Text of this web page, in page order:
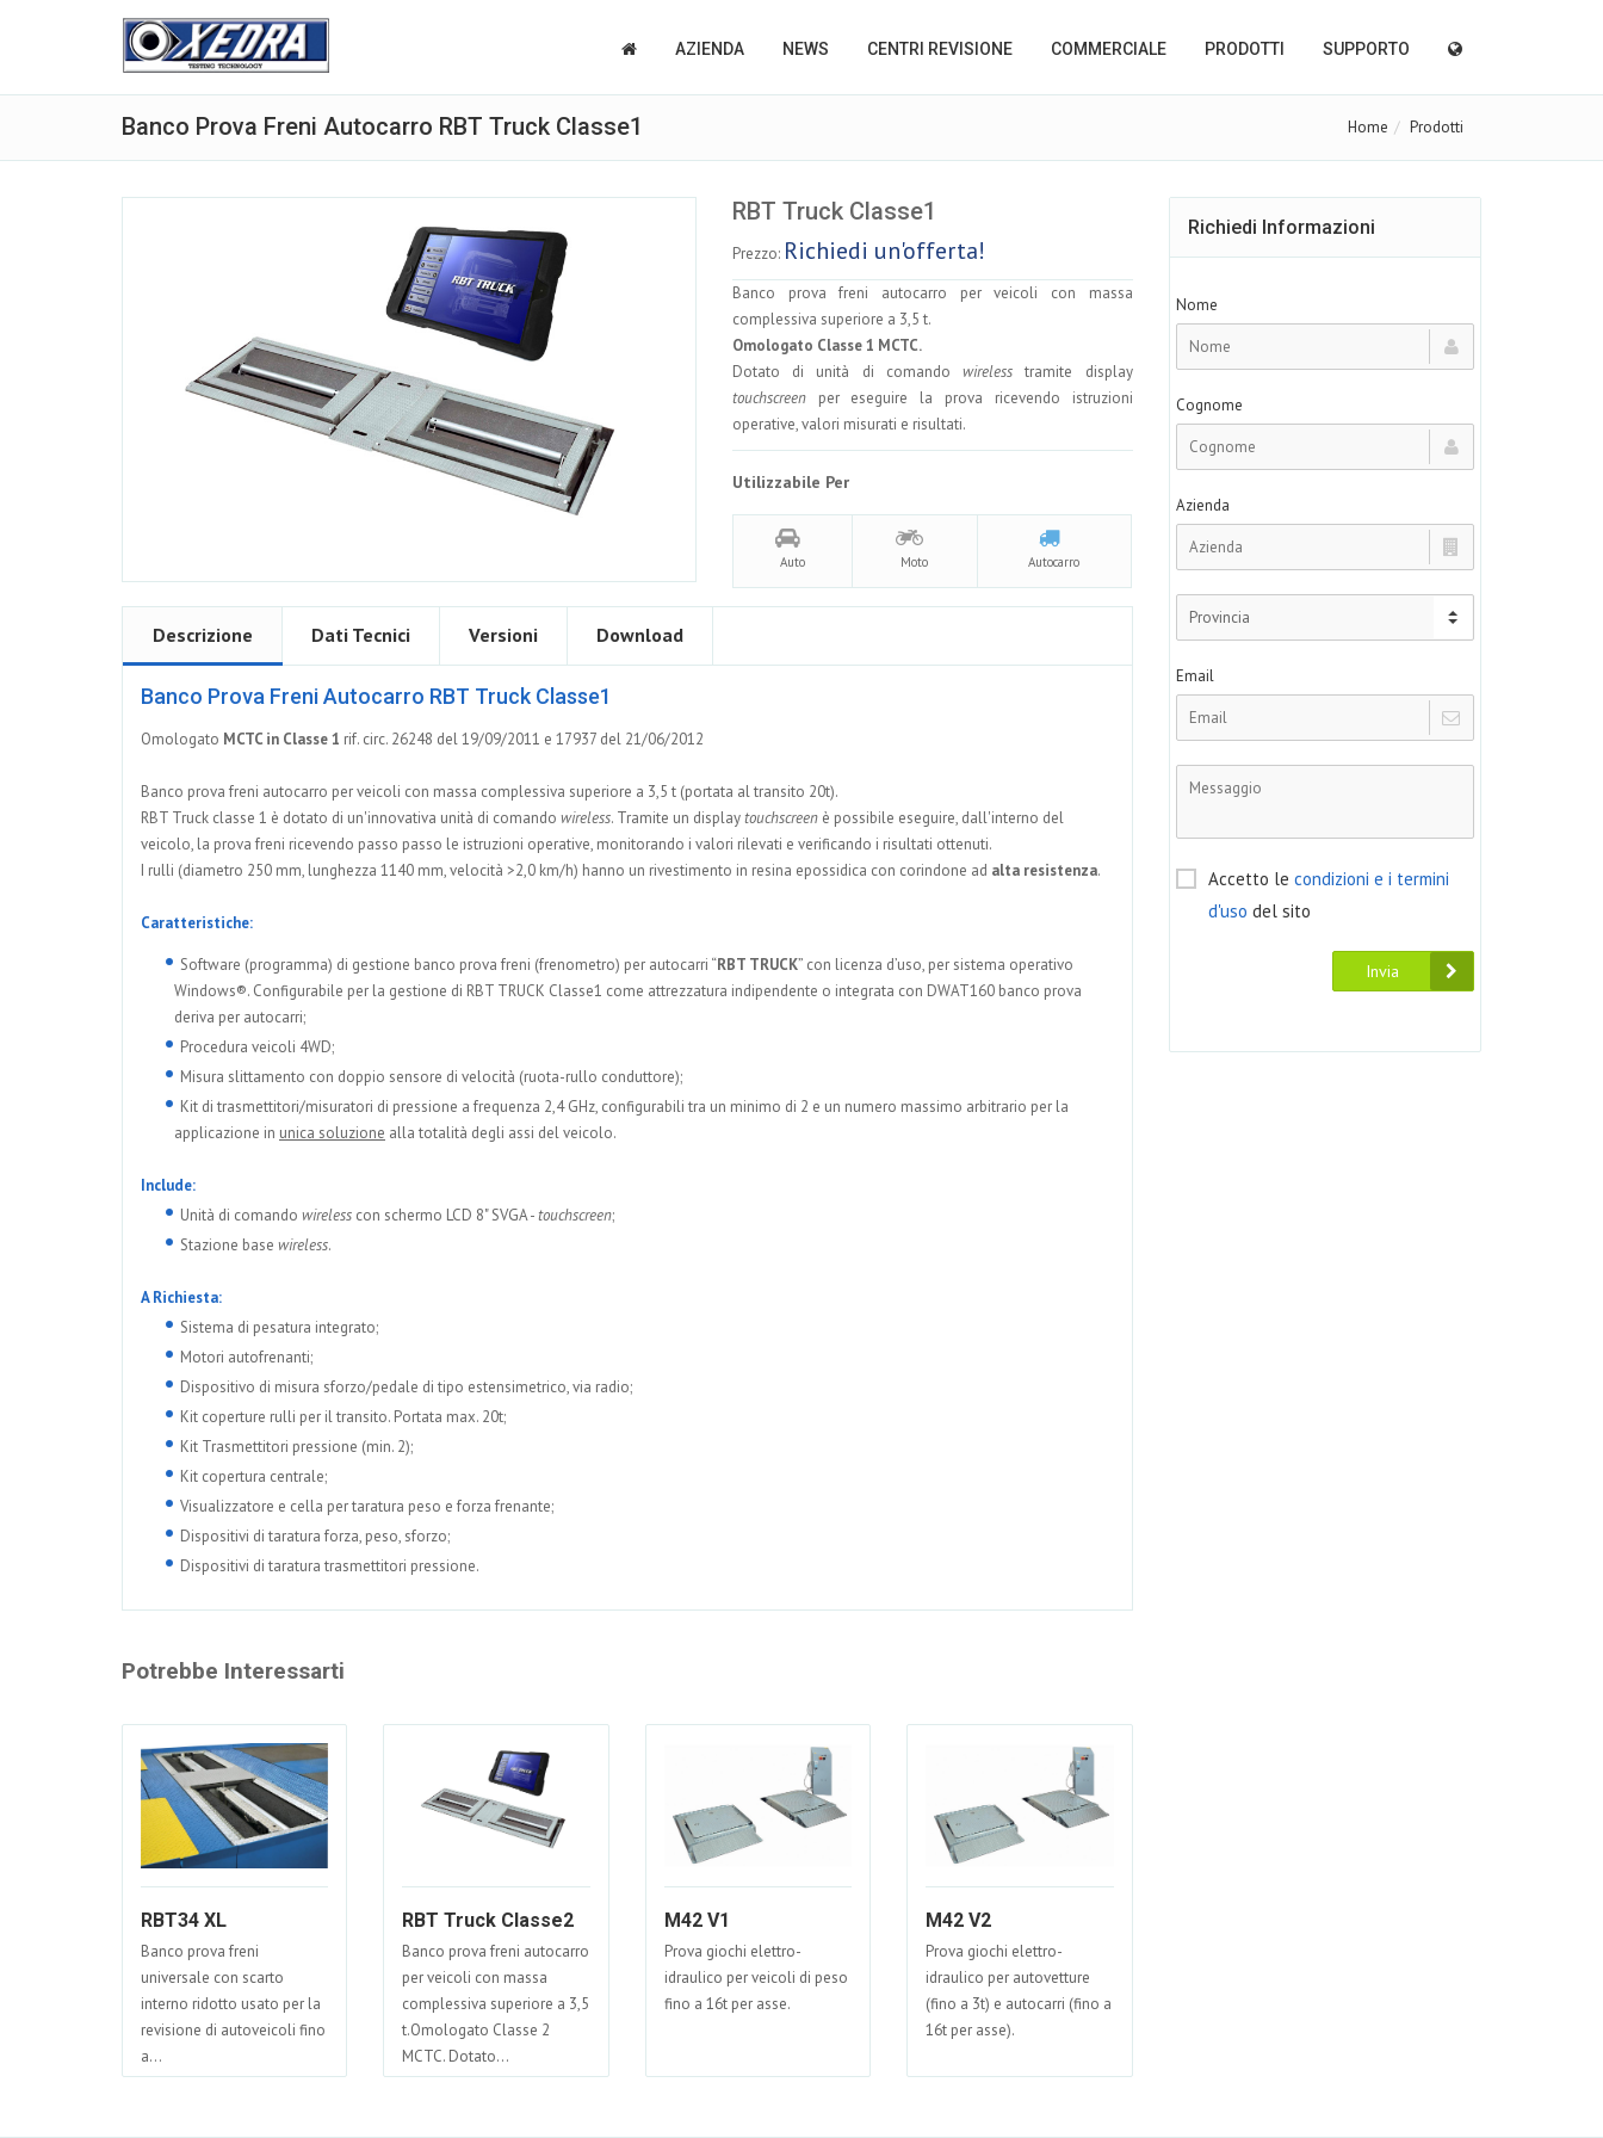
AZIENDA NEWS CENTRI REVISIONE COMMERCIALE PRODOTTI SUPPORTO
Banco Prova Freni Autocarro RBT Truck Classe1 Home Prodotti
RBT Truck Classe1
Prezzo: Richiedi un'offerta!
Banco prova freni autocarro per veicoli con massa
complessiva superiore a 3,5 t.
Omologato Classe 1 MCTC.
Dotato di unità di comandowireless tramite display
touchscreenper eseguire la prova ricevendo istruzioni
operative, valori misurati e risultati.
Utilizzabile Per
Auto Moto Autocarro
Descrizione Dati Tecnici Versioni Download
Banco Prova Freni Autocarro RBT Truck Classe1
Omologato MCTC in Classe 1 rif. circ. 26248 del 19/09/2011 e 17937 del 21/06/2012
Banco prova freni autocarro per veicoli con massa complessiva superiore a 3,5 t (portata al transito 20t).
RBT Truck classe 1 è dotato di un'innovativa unità di comando wireless. Tramite un displaytouchscreen è possibile eseguire, dall'interno del
veicolo, la prova freni ricevendo passo passo le istruzioni operative, monitorando i valori rilevati e verificando i risultati ottenuti.
I rulli (diametro 250 mm, lunghezza 1140 mm, velocità >2,0 km/h) hanno un rivestimento in resina epossidica con corindone ad alta resistenza.
Caratteristiche:
Software (programma) di gestione banco prova freni (frenometro) per autocarri “RBT TRUCK” con licenza d’uso, per sistema operativo
Windows®. Configurabile per la gestione di RBT TRUCK Classe1 come attrezzatura indipendente o integrata con DWAT160 banco prova
deriva per autocarri;
Procedura veicoli 4WD;
Misura slittamento con doppio sensore di velocità (ruota-rullo conduttore);
Kit di trasmettitori/misuratori di pressione a frequenza 2,4 GHz, configurabili tra un minimo di 2 e un numero massimo arbitrario per la
applicazione in unica soluzione alla totalità degli assi del veicolo.
Include:
Unità di comando wirelesscon schermo LCD 8" SVGA -touchscreen;
Stazione base wireless.
A Richiesta:
Sistema di pesatura integrato;
Motori autofrenanti;
Dispositivo di misura sforzo/pedale di tipo estensimetrico, via radio;
Kit coperture rulli per il transito. Portata max. 20t;
Kit Trasmettitori pressione (min. 2);
Kit copertura centrale;
Visualizzatore e cella per taratura peso e forza frenante;
Dispositivi di taratura forza, peso, sforzo;
Dispositivi di taratura trasmettitori pressione.
Potrebbe Interessarti
RBT34 XL
Banco prova freni
universale con scarto
interno ridotto usato per la
revisione di autoveicoli fino
a...
RBT Truck Classe2
Banco prova freni autocarro
per veicoli con massa
complessiva superiore a 3,5
t.Omologato Classe 2
MCTC. Dotato...
M42 V1
Prova giochi elettro-
idraulico per veicoli di peso
fino a 16t per asse.
M42 V2
Prova giochi elettro-
idraulico per autovetture
(fino a 3t) e autocarri (fino a
16t per asse).
Richiedi Informazioni
Nome
Cognome
Azienda
Email
Accetto le condizioni e i termini
d'uso del sito
Invia